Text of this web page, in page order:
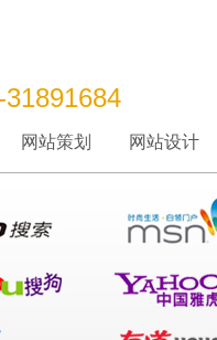
31891684
网站策划 网站设计